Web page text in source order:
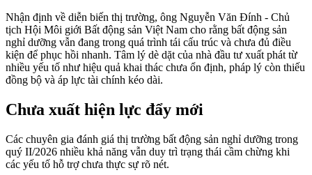
Nhận định về diễn biến thị trường, ông Nguyễn Văn Đính - Chủ
tịch Hội Môi giới Bất động sản Việt Nam cho rằng bất động sản
nghỉ dưỡng vẫn đang trong quá trình tái cấu trúc và chưa đủ điều
kiện để phục hồi nhanh. Tâm lý dè dặt của nhà đầu tư xuất phát từ
nhiều yếu tố như hiệu quả khai thác chưa ổn định, pháp lý còn thiếu
đồng bộ và áp lực tài chính kéo dài.
Chưa xuất hiện lực đẩy mới
Các chuyên gia đánh giá thị trường bất động sản nghỉ dưỡng trong
quý II/2026 nhiều khả năng vẫn duy trì trạng thái cầm chừng khi
các yếu tố hỗ trợ chưa thực sự rõ nét.